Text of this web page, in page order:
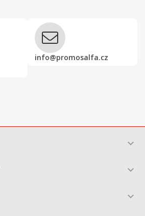
info@promosalfa.cz


